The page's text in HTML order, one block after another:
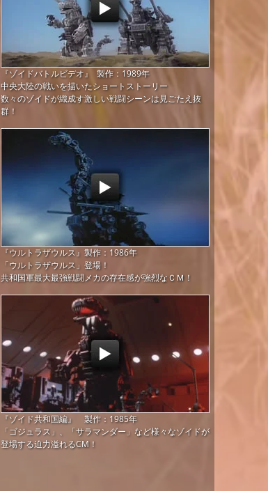
『ゾイドバトルビデオ』 製作：1989年
中央大陸の戦いを描いたショートストーリー
数々のゾイドが織成す激しい戦闘シーンは見ごたえ抜
群！
『ウルトラザウルス』製作：1986年
「ウルトラザウルス」登場！
共和国軍最大最強戦闘メカの存在感が強烈なＣＭ！
『ゾイド共和国編』 製作：1985年
「ゴジュラス」、「サラマンダー」など様々なゾイドが
登場する迫力溢れるCM！